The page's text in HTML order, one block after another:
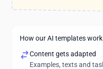
How our AI templates work
Content gets adapted
Examples, texts and